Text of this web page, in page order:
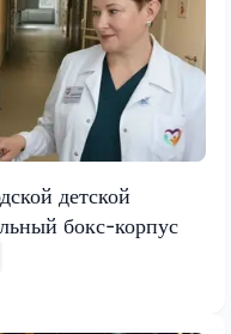
детской
бокс-корпус